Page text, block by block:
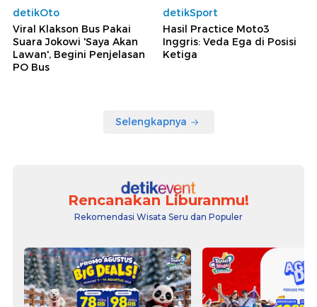
detikOto
Viral Klakson Bus Pakai
Suara Jokowi 'Saya Akan
Lawan', Begini Penjelasan
PO Bus
detikSport
Hasil Practice Moto3
Inggris: Veda Ega di Posisi
Ketiga
Selengkapnya
Rencanakan Liburanmu!
Rekomendasi Wisata Seru dan Populer